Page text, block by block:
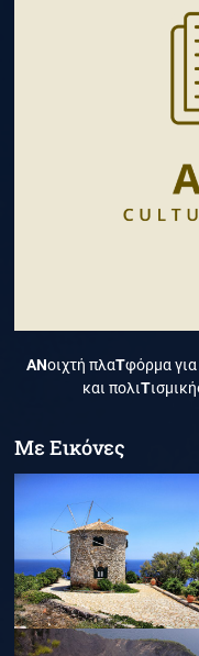
ΑΝοιχτή πλαΤφόρμα
και πολιΤ
Με Εικόνες